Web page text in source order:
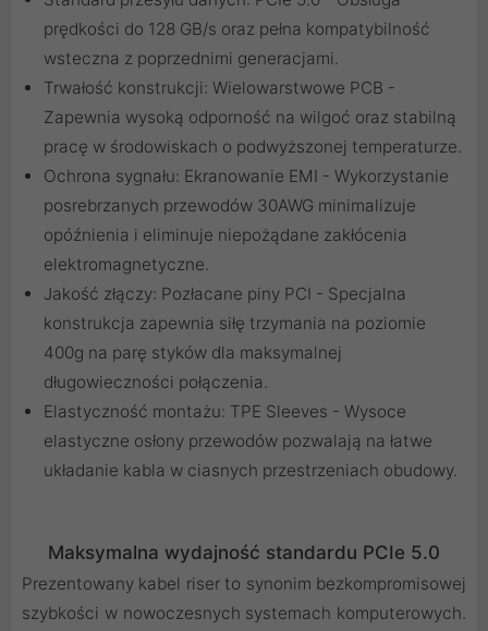
prędkości do 128 GB/s oraz pełna kompatybilność
wsteczna z poprzednimi generacjami.
Trwałość konstrukcji: Wielowarstwowe PCB -
Zapewnia wysoką odporność na wilgoć oraz stabilną
pracę w środowiskach o podwyższonej temperaturze.
Ochrona sygnału: Ekranowanie EMI - Wykorzystanie
posrebrzanych przewodów 30AWG minimalizuje
opóźnienia i eliminuje niepożądane zakłócenia
elektromagnetyczne.
Jakość złączy: Pozłacane piny PCI - Specjalna
konstrukcja zapewnia siłę trzymania na poziomie
400g na parę styków dla maksymalnej
długowieczności połączenia.
Elastyczność montażu: TPE Sleeves - Wysoce
elastyczne osłony przewodów pozwalają na łatwe
układanie kabla w ciasnych przestrzeniach obudowy.
Maksymalna wydajność standardu PCIe 5.0
Prezentowany kabel riser to synonim bezkompromisowej
szybkości w nowoczesnych systemach komputerowych.